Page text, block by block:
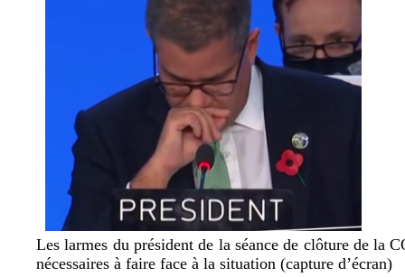
Les larmes du président de la séance de clôture de la
nécessaires à faire face à la situation (capture d’écran)